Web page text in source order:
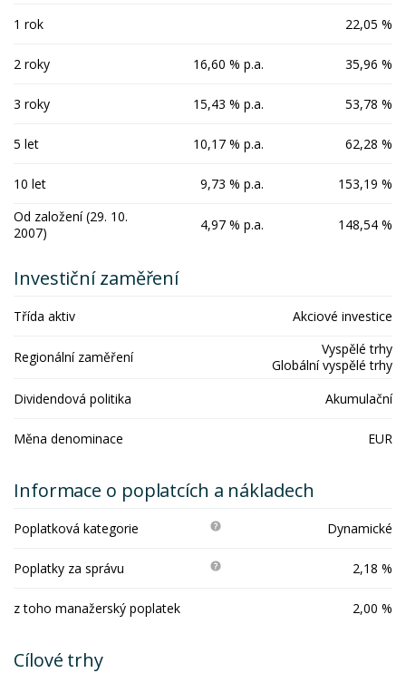
1 rok 22,05 %
2 roky 16,60 % p.a. 35,96 %
3 roky 15,43 % p.a. 53,78 %
5 let 10,17 % p.a. 62,28 %
10 let 9,73 % p.a.
153,19 %
Od založení (29. 10.
2007)
4,97 % p.a. 148,54 %
Investiční zaměření
Třída aktiv Akciové investice
Regionální zaměření
Vyspělé trhy
Globální vyspělé trhy
Dividendová politika
Akumulační
Měna denominace EUR
Informace o poplatcích a nákladech
Poplatková kategorie Dynamické
Poplatky za správu 2,18 %
z toho manažerský poplatek 2,00 %
Cílové trhy